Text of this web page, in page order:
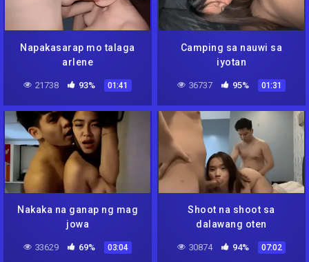
Napakasarap mo talaga
arlene
21738 93% 01:41
Camping sa nauwi sa
iyotan
36737 95% 01:31
Nakaka na ganap ng mag
jowa
33629 69% 03:04
Shoot na shoot sa
dalawang oten
30874 94% 07:02